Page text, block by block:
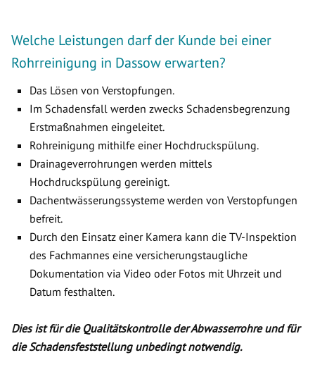
Welche Leistungen darf der Kunde bei einer
Rohrreinigung in Dassow erwarten?
Das Lösen von Verstopfungen.
Im Schadensfall werden zwecks Schadensbegrenzung
Erstmaßnahmen eingeleitet.
Rohreinigung mithilfe einer Hochdruckspülung.
Drainageverrohrungen werden mittels
Hochdruckspülung gereinigt.
Dachentwässerungssysteme werden von Verstopfungen
befreit.
Durch den Einsatz einer Kamera kann die TV-Inspektion
des Fachmannes eine versicherungstaugliche
Dokumentation via Video oder Fotos mit Uhrzeit und
Datum festhalten.
Dies ist für die Qualitätskontrolle der Abwasserrohre und für
die Schadensfeststellung unbedingt notwendig.